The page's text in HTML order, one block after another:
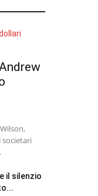
societari
il silenzio